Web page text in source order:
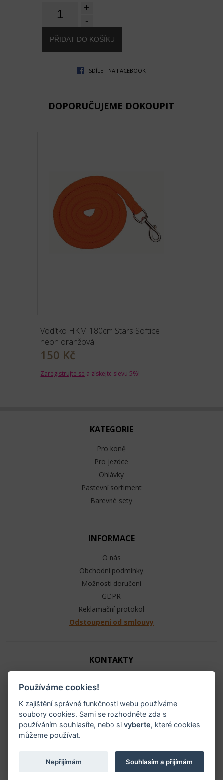
+
-
SDÍLET NA FACEBOOK
DOPORUČUJEME DOKOUPIT
Vodítko HKM 180cm Stars Softice
neon oranžová
150 Kč
Zaregistrujte se a získejte slevu 5%!
KATEGORIE
Pro koně
Pro jezdce
Ohlávky
Pastevní sortiment
Barevné sety
INFORMACE
O nás
Obchodní podmínky
Možnosti doručení
GDPR
Reklamační protokol
Odstoupení od smlouvy
KONTAKTY
+420 603 104 880
info@raj-ohlavek.cz
IČ: 61655066, DIČ: CZ 740601140
2026 Ráj-ohlávek.cz |Cookies, tvorba e-
Používáme cookies!
K zajištění správné funkčnosti webu používáme
soubory cookies. Sami se rozhodněte zda s
používáním souhlasíte, nebo sivyberte, které cookies
můžeme používat.
Souhlasím a přijímám
Nepřijímám